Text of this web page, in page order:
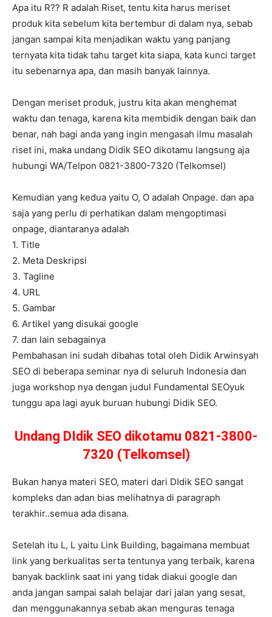
Apa itu R?? R adalah Riset, tentu kita harus meriset
produk kita sebelum kita bertembur di dalam nya, sebab
jangan sampai kita menjadikan waktu yang panjang
ternyata kita tidak tahu target kita siapa, kata kunci target
itu sebenarnya apa, dan masih banyak lainnya.
Dengan meriset produk, justru kita akan menghemat
waktu dan tenaga, karena kita membidik dengan baik dan
benar, nah bagi anda yang ingin mengasah ilmu masalah
riset ini, maka undang Didik SEO dikotamu langsung aja
hubungi WA/Telpon 0821-3800-7320 (Telkomsel)
Kemudian yang kedua yaitu O, O adalah Onpage. dan apa
saja yang perlu di perhatikan dalam mengoptimasi
onpage, diantaranya adalah
1. Title
2. Meta Deskripsi
3. Tagline
4. URL
5. Gambar
6. Artikel yang disukai google
7. dan lain sebagainya
Pembahasan ini sudah dibahas total oleh Didik Arwinsyah
SEO di beberapa seminar nya di seluruh Indonesia dan
juga workshop nya dengan judul Fundamental SEOyuk
tunggu apa lagi ayuk buruan hubungi Didik SEO.
Undang DIdik SEO dikotamu 0821-3800-
7320 (Telkomsel)
Bukan hanya materi SEO, materi dari DIdik SEO sangat
kompleks dan adan bias melihatnya di paragraph
terakhir..semua ada disana.
Setelah itu L, L yaitu Link Building, bagaimana membuat
link yang berkualitas serta tentunya yang terbaik, karena
banyak backlink saat ini yang tidak diakui google dan
anda jangan sampai salah belajar dari jalan yang sesat,
dan menggunakannya sebab akan menguras tenaga